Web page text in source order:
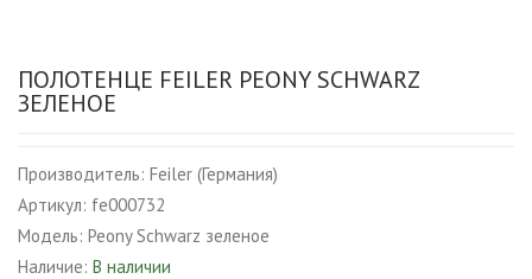
ПОЛОТЕНЦЕ FEILER PEONY SCHWARZ
ЗЕЛЕНОЕ
Производитель: Feiler (Германия)
Артикул: fe000732
Модель: Peony Schwarz зеленое
Наличие: В наличии